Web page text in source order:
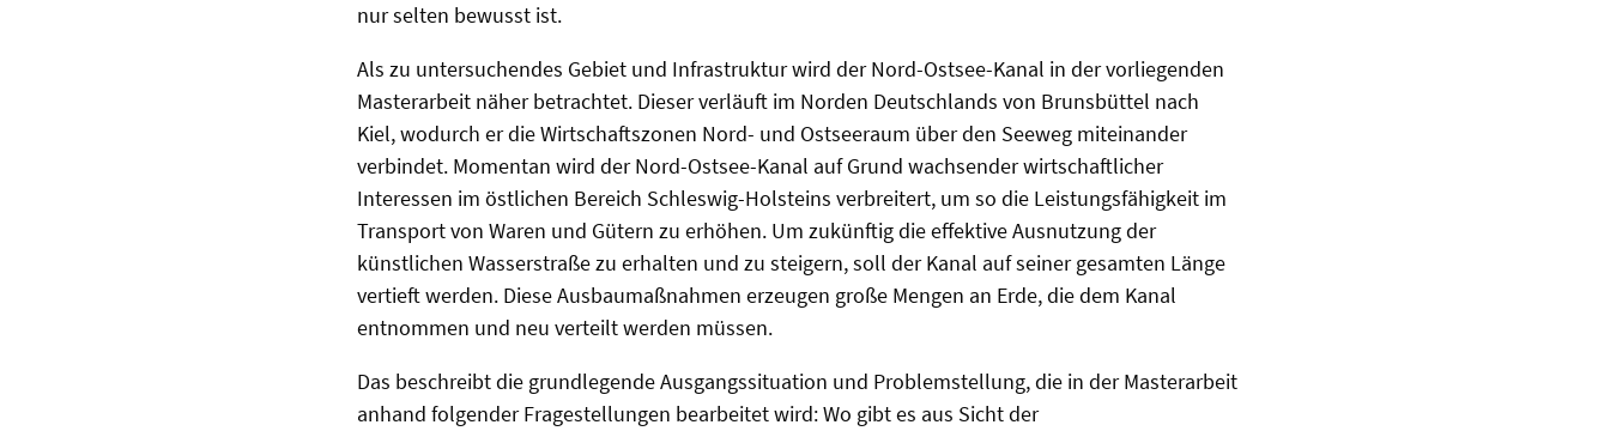
nur selten bewusst ist.
Als zu untersuchendes Gebiet und Infrastruktur wird der Nord-Ostsee-Kanal in der vorliegenden
Masterarbeit näher betrachtet. Dieser verläuft im Norden Deutschlands von Brunsbüttel nach
Kiel, wodurch er die Wirtschaftszonen Nord- und Ostseeraum über den Seeweg miteinander
verbindet. Momentan wird der Nord-Ostsee-Kanal auf Grund wachsender wirtschaftlicher
Interessen im östlichen Bereich Schleswig-Holsteins verbreitert, um so die Leistungsfähigkeit im
Transport von Waren und Gütern zu erhöhen. Um zukünftig die effektive Ausnutzung der
künstlichen Wasserstraße zu erhalten und zu steigern, soll der Kanal auf seiner gesamten Länge
vertieft werden. Diese Ausbaumaßnahmen erzeugen große Mengen an Erde, die dem Kanal
entnommen und neu verteilt werden müssen.
Das beschreibt die grundlegende Ausgangssituation und Problemstellung, die in der Masterarbeit
anhand folgender Fragestellungen bearbeitet wird: Wo gibt es aus Sicht der